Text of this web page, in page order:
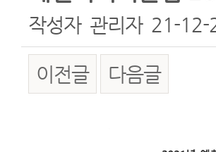
작성자 관리자 21-12-
이전글 다음글